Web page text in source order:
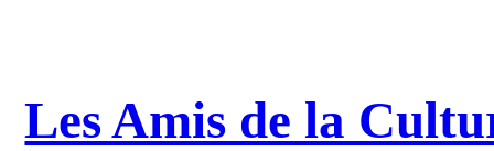
Les Amis de la